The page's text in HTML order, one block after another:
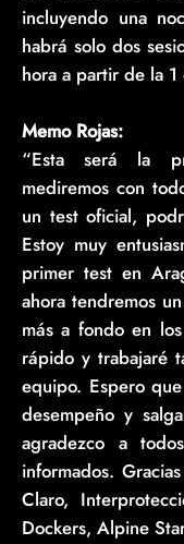
incluyendo una
habrá solo dos
hora a partir de la
Memo Rojas:
“Esta será la
mediremos con
un test oficial,
Estoy muy
primer test en
ahora tendremos
más a fondo en
rápido y trabajaré
equipo. Espero
desempeño y
agradezco a
informados.
Claro,
Dockers, Alpine